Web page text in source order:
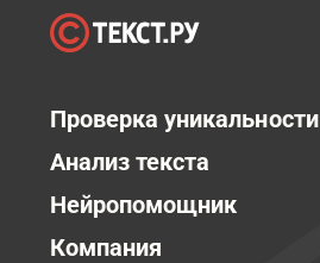
Проверка уникальности
Анализ текста
Нейропомощник
Компания